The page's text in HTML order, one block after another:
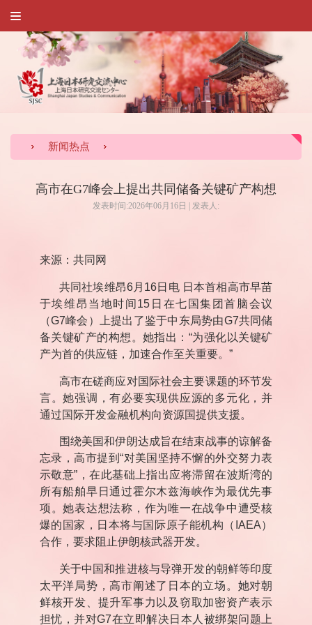
新闻热点
高市在G7峰会上提出共同储备关键矿产构想
发表时间:2026年06月16日 | 发表人:
来源：共同网
共同社埃维昂6月 16日电 日本首相高市早苗
于埃维昂当地时间 15 日在七国集团首脑会议
（G7峰会）上提出了鉴于中东局势由G7共同储
备关键矿产的构想。她指出：“为强化以关键矿
产为首的供应链，加速合作至关重要。”
高市在磋商应对国际社会主要课题的环节发
言。她强调，有必要实现供应源的多元化，并
通过国际开发金融机构向资源国提供支援。
围绕美国和伊朗达成旨在结束战事的谅解备
忘录，高市提到“对美国坚持不懈的外交努力表
示敬意”，在此基础上指出应将滞留在波斯湾的
所有船舶早日通过霍尔木兹海峡作为最优先事
项。她表达想法称，作为唯一在战争中遭受核
爆的国家，日本将与国际原子能机构（ IAEA）
合作，要求阻止伊朗核武器开发。
关于中国和推进核与导弹开发的朝鲜等印度
太平洋局势，高市阐述了日本的立场。她对朝
鲜核开发、提升军事力以及窃取加密资产表示
担忧，并对G7在立即解决日本人被绑架问题上